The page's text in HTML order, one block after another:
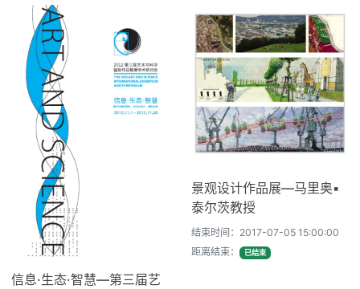
信息·生态·智慧—第三届艺
景观设计作品展—马里奥▪
泰尔茨教授
结束时间：2017-07-05 15:00:00
距离结束：
已结束